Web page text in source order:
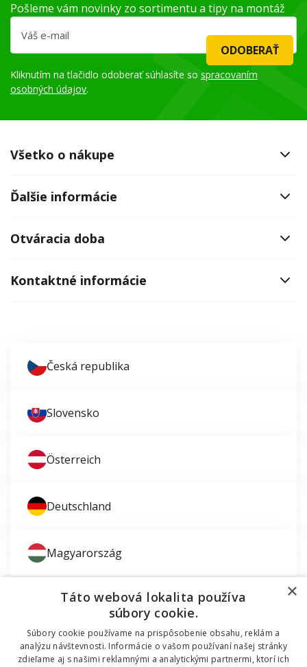
Pošleme vám novinky zo sortimentu a tipy na montáž
ODOBERAŤ
Kliknutím na tlačidlo odoberať súhlasíte so spracovaním
osobných údajov.
Všetko o nákupe
Ďalšie informácie
Otváracia doba
Kontaktné informácie
Česká republika
Slovensko
Österreich
Deutschland
Magyarország
Zaujíma vás montáž okien?
×
Táto webová lokalita používa
súbory cookie.
Súbory cookie používame na prispôsobenie obsahu, reklám a
analýzu návštevnosti. Informácie o vašom používaní našej stránky
zdieľame aj s našimi reklamnými a analytickými partnermi, ktorí ich